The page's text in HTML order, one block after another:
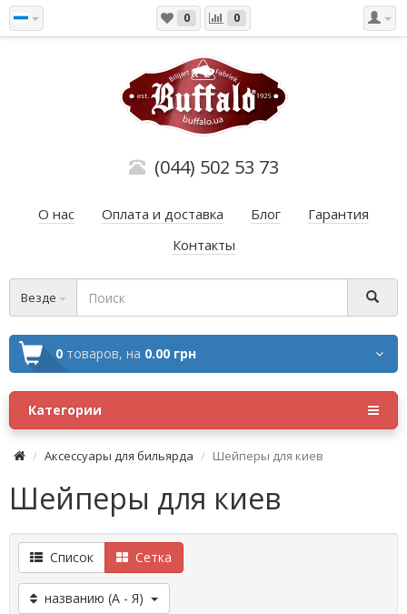
0 0
(044) 502 53 73
О нас Оплата и доставка Блог
Гарантия
Контакты
Везде
0 товаров, на 0.00 грн
Категории
Аксессуары для бильярда Шейперы для киев
Шейперы для киев
Список Сетка
названию (А - Я)